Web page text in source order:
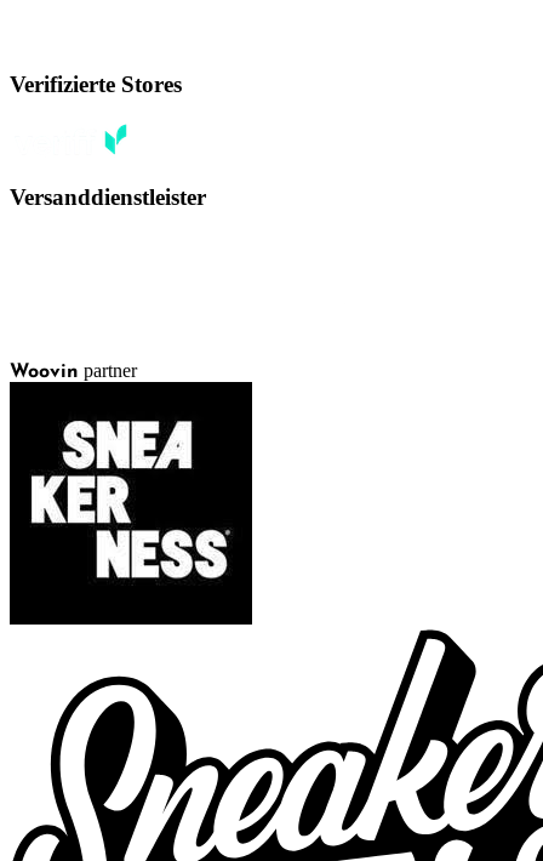
Verifizierte Stores
Versanddienstleister
Woovin partner